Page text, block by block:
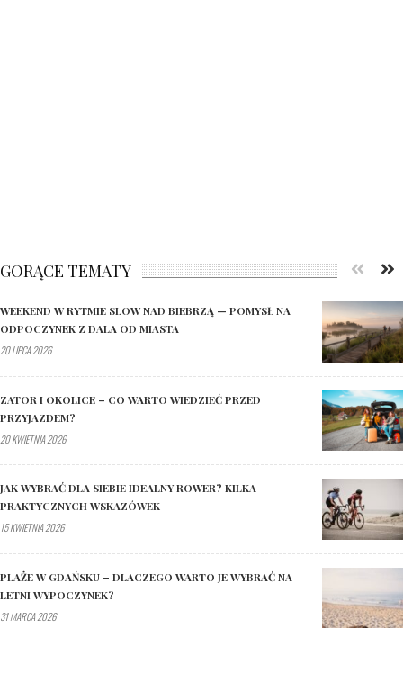
GORĄCE TEMATY
WEEKEND W RYTMIE SLOW NAD BIEBRZĄ — POMYSŁ NA
ODPOCZYNEK Z DALA OD MIASTA
20 LIPCA 2026
ZATOR I OKOLICE – CO WARTO WIEDZIEĆ PRZED
PRZYJAZDEM?
20 KWIETNIA 2026
JAK WYBRAĆ DLA SIEBIE IDEALNY ROWER? KILKA
PRAKTYCZNYCH WSKAZÓWEK
15 KWIETNIA 2026
PLAŻE W GDAŃSKU – DLACZEGO WARTO JE WYBRAĆ NA
LETNI WYPOCZYNEK?
31 MARCA 2026